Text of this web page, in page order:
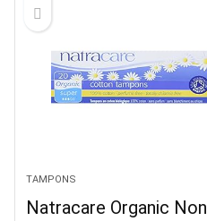
TAMPONS
Natracare Organic Non